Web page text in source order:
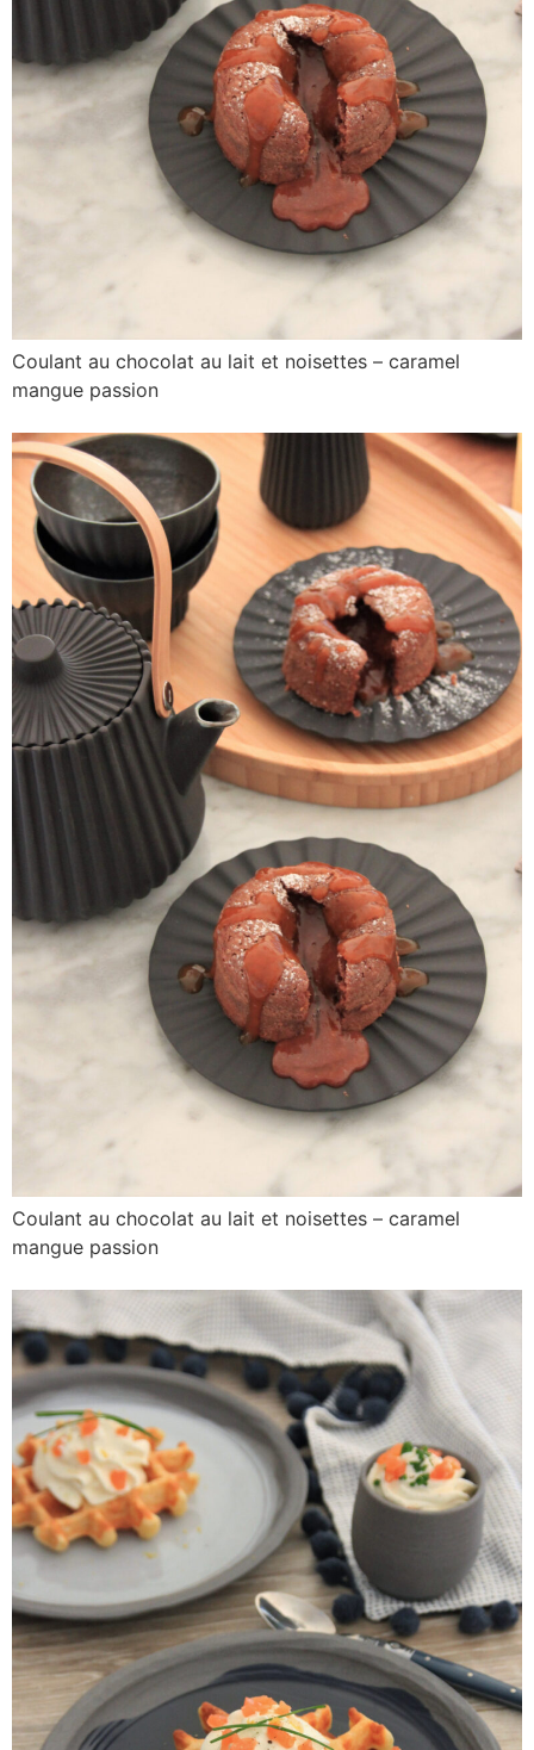
Coulant au chocolat au lait et noisettes – caramel
mangue passion
Coulant au chocolat au lait et noisettes – caramel
mangue passion